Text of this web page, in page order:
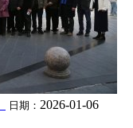
日期： 2026-01-06